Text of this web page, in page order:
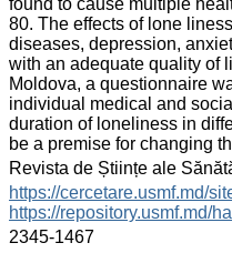
80. The effects of lone
diseases, depression,
with an adequate quality of
Moldova, a questionnaire
individual medical and
duration of loneliness in
be a premise for changing
Revista de Științe ale
https://cercetare.usmf.md/
https://repository.usmf.md/
2345-1467